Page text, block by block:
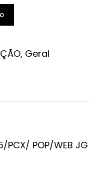
, Geral
PCX/ POP/WEB JG